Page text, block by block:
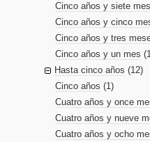
Cinco años y siete
Cinco años y cinco
Cinco años y tres
Cinco años y un mes
Hasta cinco años (12)
Cinco años (1)
Cuatro años y once
Cuatro años y nueve
Cuatro años y ocho